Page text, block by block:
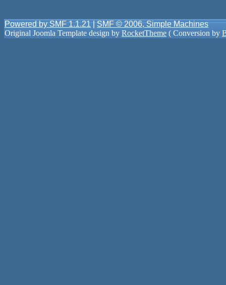
Powered by SMF 1.1.21|SMF © 2006, Simple Machines
Original Joomla Template design by RocketTheme ( Conversion by